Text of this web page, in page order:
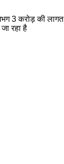
करोड़ की
रहा है